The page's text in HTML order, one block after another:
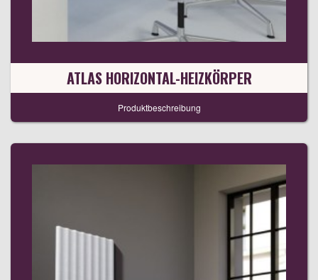
ATLAS HORIZONTAL-HEIZKÖRPER
Produktbeschreibung